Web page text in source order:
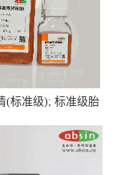
(标准级); 标准级胎